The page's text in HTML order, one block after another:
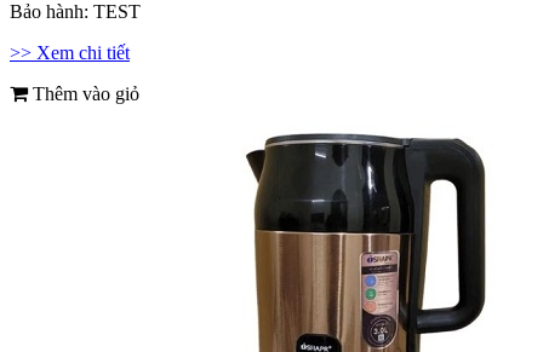
Bảo hành: TEST
>> Xem chi tiết
Thêm vào giỏ